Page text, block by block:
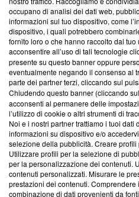
News, sui nostri processi
creare news di qualità. Inoltre,
‘Trust Project - News with
ancora membro del
parte; Trust Project non ha
conformità agli standard.
Su di noi
Team editoriale
Corporate
Redazione
Informativa Privacy
Cookie Policy
occupano di analisi dei dati web,
informazioni sul tuo dispositivo, come
dispositivo, i quali potrebbero
fornito loro o che hanno raccolto dal
acconsentire all’uso di tali tecnologie
presente su questo banner oppure
eventualmente negando il consenso al
parte dei partner terzi, cliccando sul
Chiudendo questo banner (cliccando
acconsenti al permanere delle
l’utilizzo di cookie o altri strumenti di
Noi e i nostri partner trattiamo i tuoi
informazioni su dispositivo e/o
selezione della pubblicità. Creare
Utilizzare profili per la selezione di
per la personalizzazione dei contenuti.
contenuti personalizzati. Misurare le
prestazioni dei contenuti.
combinazione di dati provenienti da